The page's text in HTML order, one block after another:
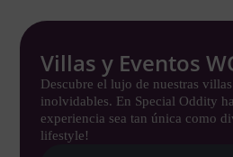
Villas y Eventos
Descubre el lujo de nuestras
inolvidables. En Special Oddity
experiencia sea tan única como
lifestyle!